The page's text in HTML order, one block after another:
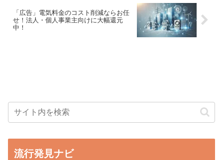
「広告」電気料金のコスト削減ならお任
せ！法人・個人事業主向けに大幅還元
中！
流行発見ナビ